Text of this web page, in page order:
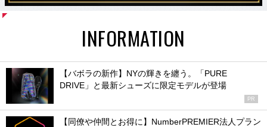
INFORMATION
【バボラの新作】NYの輝きを纏う。「PURE
DRIVE」と最新シューズに限定モデルが登場
PR
【同僚や仲間とお得に】NumberPREMIER法人プラン